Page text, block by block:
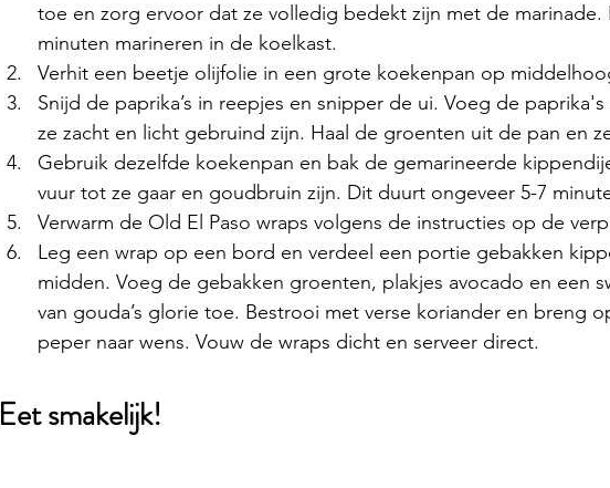
toe en zorg ervoor dat ze volledig bedekt zijn met de marinade.
minuten marineren in de koelkast.
Verhit een beetje olijfolie in een grote koekenpan op
Snijd de paprika’s in reepjes en snipper de ui. Voeg de
ze zacht en licht gebruind zijn. Haal de groenten uit de pan en
Gebruik dezelfde koekenpan en bak de gemarineerde
vuur tot ze gaar en goudbruin zijn. Dit duurt ongeveer 5-7
Verwarm de Old El Paso wraps volgens de instructies op de
Leg een wrap op een bord en verdeel een portie gebakken
midden. Voeg de gebakken groenten, plakjes avocado en een
van gouda’s glorie toe. Bestrooi met verse koriander en breng
peper naar wens. Vouw de wraps dicht en serveer direct.
Eet smakelijk!